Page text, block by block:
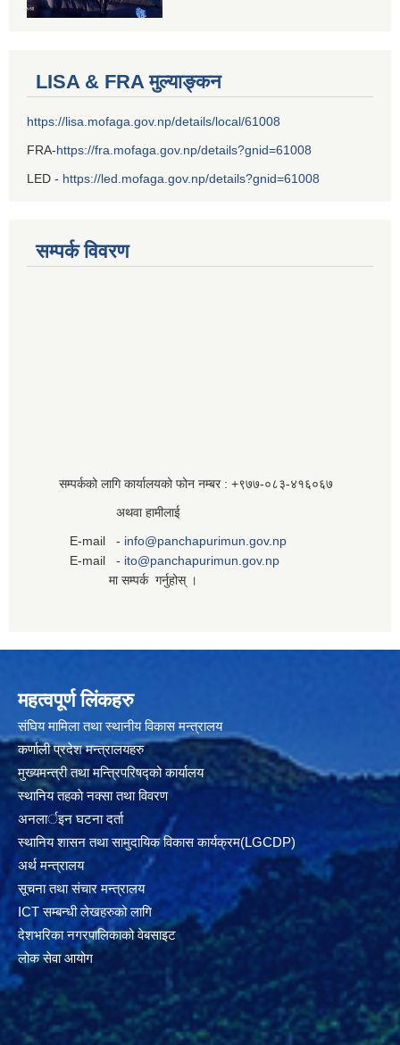
LISA & FRA मुल्याङ्कन
https://lisa.mofaga.gov.np/details/local/61008
FRA-https://fra.mofaga.gov.np/details?gnid=61008
LED - https://led.mofaga.gov.np/details?gnid=61008
सम्पर्क विवरण
सम्पर्कको लागि कार्यालयको फोन नम्बर : +९७७-०८३‍-४१६०६७
अथवा हामीलाई
E-mail - info@panchapurimun.gov.np
E-mail - ito@panchapurimun.gov.np
मा सम्पर्क गर्नुहोस् ।
महत्वपूर्ण लिंकहरु
संघिय मामिला तथा स्थानीय विकास मन्त्रालय
कर्णाली प्रदेश मन्त्रालयहरु
मुख्यमन्त्री तथा मन्त्रिपरिषद्को कार्यालय
स्थानिय तहकाे नक्सा तथा विवरण
अनलार्इन घटना दर्ता
स्थानिय शासन तथा सामुदायिक विकास कार्यक्रम(LGCDP)
अर्थ मन्त्रालय
सूचना तथा संचार मन्त्रालय
ICT सम्बन्धी लेखहरुको लागि
देशभरिका नगरपालिकाको वेबसाइट
लोक सेवा आयोग